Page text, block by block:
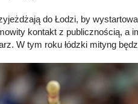
do Łodzi, by
kontakt z publicznością, a
W tym roku łódzki mityng